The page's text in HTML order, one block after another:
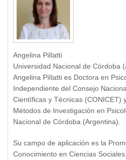
Angelina PiIlatti
Universidad Nacional de Córdoba
Angelina PiIlatti es Doctora en
Independiente del Consejo
Científicas y Técnicas (CONICET)
Métodos de Investigación en
Nacional de Córdoba (Argentina).
Su campo de aplicación es la
Conocimiento en Ciencias